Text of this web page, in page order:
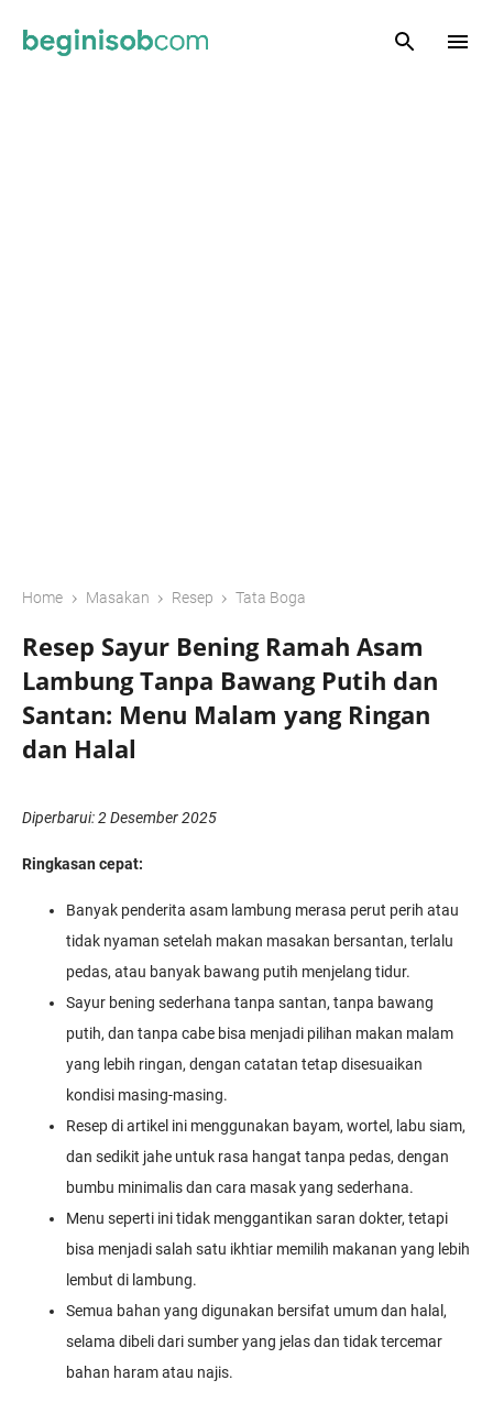
Home › Masakan › Resep › Tata Boga
Resep Sayur Bening Ramah Asam
Lambung Tanpa Bawang Putih dan
Santan: Menu Malam yang Ringan
dan Halal
Diperbarui: 2 Desember 2025
Ringkasan cepat:
Banyak penderita asam lambung merasa perut perih atau
tidak nyaman setelah makan masakan bersantan, terlalu
pedas, atau banyak bawang putih menjelang tidur.
Sayur bening sederhana tanpa santan, tanpa bawang
putih, dan tanpa cabe bisa menjadi pilihan makan malam
yang lebih ringan, dengan catatan tetap disesuaikan
kondisi masing-masing.
Resep di artikel ini menggunakan bayam, wortel, labu siam,
dan sedikit jahe untuk rasa hangat tanpa pedas, dengan
bumbu minimalis dan cara masak yang sederhana.
Menu seperti ini tidak menggantikan saran dokter, tetapi
bisa menjadi salah satu ikhtiar memilih makanan yang lebih
lembut di lambung.
Semua bahan yang digunakan bersifat umum dan halal,
selama dibeli dari sumber yang jelas dan tidak tercemar
bahan haram atau najis.